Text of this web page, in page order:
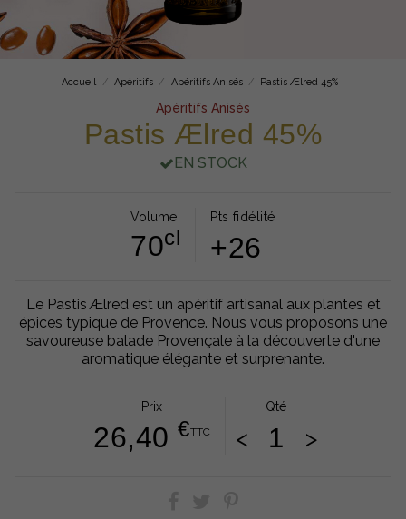
Accueil Apéritifs Apéritifs Anisés Pastis Ælred 45%
Apéritifs Anisés
Pastis Ælred 45%
EN STOCK
Volume
70cl
Pts fidélité
+26
Le Pastis Ælred est un apéritif artisanal aux plantes et
épices typique de Provence. Nous vous proposons une
savoureuse balade Provençale à la découverte d'une
aromatique élégante et surprenante.
Prix
26,40€TTC
Qté
< >